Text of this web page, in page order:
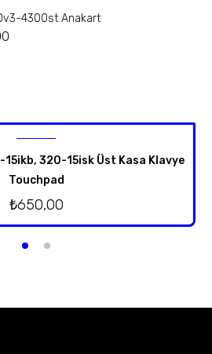
4300st Anakart
320-15isk Üst Kasa Klavye
Touchpad
₺650,00